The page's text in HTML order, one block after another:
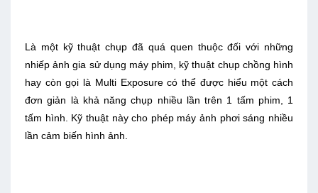
Là một kỹ thuật chụp đã quá quen thuộc đối với những
nhiếp ảnh gia sử dụng máy phim, kỹ thuật chụp chồng hình
hay còn gọi là Multi Exposure có thể được hiểu một cách
đơn giản là khả năng chụp nhiều lần trên 1 tấm phim, 1
tấm hình. Kỹ thuật này cho phép máy ảnh phơi sáng nhiều
lần cảm biến hình ảnh.